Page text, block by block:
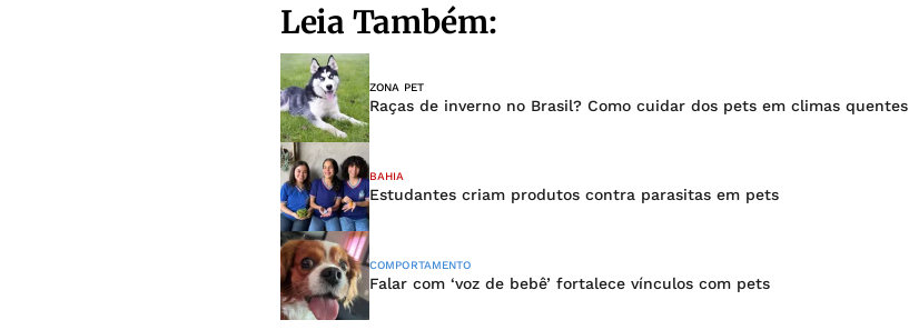
Leia Também:
ZONA PET
Raças de inverno no Brasil? Como cuidar dos pets em climas quentes
BAHIA
Estudantes criam produtos contra parasitas em pets
COMPORTAMENTO
Falar com ‘voz de bebê’ fortalece vínculos com pets